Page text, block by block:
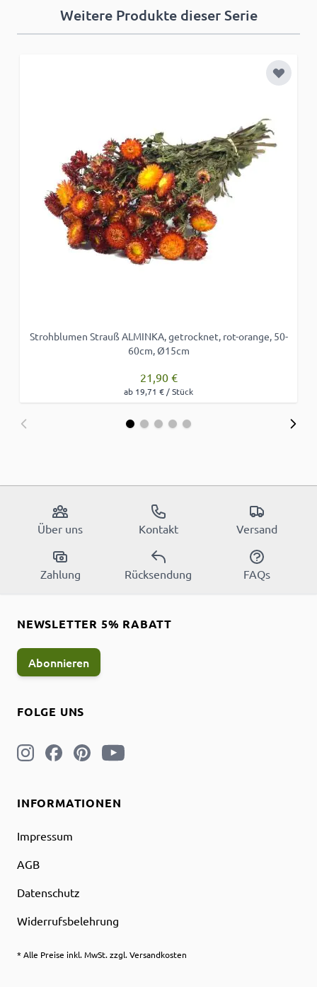
Weitere Produkte dieser Serie
Zur
Strohblumen Strauß ALMINKA, getrocknet, rot-orange, 50-
60cm, Ø15cm
21,90 €
ab 19,71 € / Stück
Über uns Kontakt Versand
Zahlung Rücksendung FAQs
INFORMATIONEN
Impressum
AGB
Datenschutz
Widerrufsbelehrung
* Alle Preise inkl. MwSt. zzgl. Versandkosten
FOLGE UNS
NEWSLETTER 5% RABATT
Abonnieren